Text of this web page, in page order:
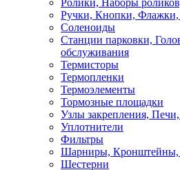
Ролики, Наборы
Ручки, Кнопки, Флажки,
Соленоиды
Станции парковки,
обслуживания
Термисторы
Термопленки
Термоэлементы
Тормозные площадки
Узлы закрепления,
Уплотнители
Фильтры
Шарниры, Кронштейны,
Шестерни